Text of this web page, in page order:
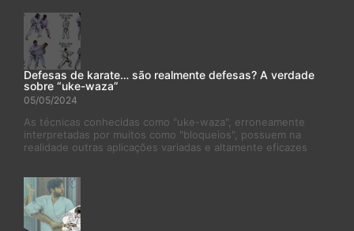
Defesas de karate… são realmente defesas? A verdade
sobre “uke-waza”
05/05/2024
As técnicas conhecidas como "uke-waza", erroneamente
interpretadas por muitos como "bloqueios", possuem na
realidade outras aplicações variadas e altamente eficazes